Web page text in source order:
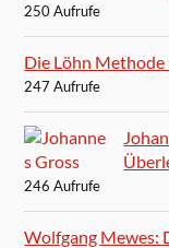
250 Aufrufe
Die Löhn Methode
247 Aufrufe
246 Aufrufe
Wolfgang Mewes: